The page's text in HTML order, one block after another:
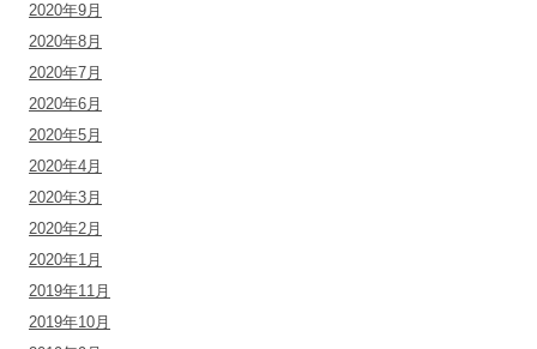
2020年9月
2020年8月
2020年7月
2020年6月
2020年5月
2020年4月
2020年3月
2020年2月
2020年1月
2019年11月
2019年10月